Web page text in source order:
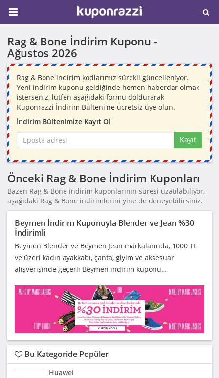
Rag & Bone İndirim Kuponu -
Ağustos 2026
Rag & Bone indirim kodlarımız sürekli güncelleniyor.
Yeni indirim kuponu geldiğinde hemen haberdar olmak
isterseniz, lütfen aşağıdaki formu doldurarak
Kuponrazzi İndirim Bülteni'ne ücretsiz üye olun.
İndirim Bültenimize Kayıt Ol
Kayıt
Önceki Rag & Bone İndirim Kuponları
Bazen Rag & Bone indirim kuponlarının süresi uzatılabiliyor,
aşağıdaki Rag & Bone indirimlerini yine de deneyebilirsiniz.
Beymen İndirim Kuponuyla Blender ve Jean %30
İndirimli
Beymen Blender ve Beymen Jean markalarında, 1000 TL
ve üzeri kadın ayakkabı, çanta, giyim ve aksesuar
alışverişinde geçerli Beymen indirim kuponu…
Bu Kategoride Popüler
Huawei